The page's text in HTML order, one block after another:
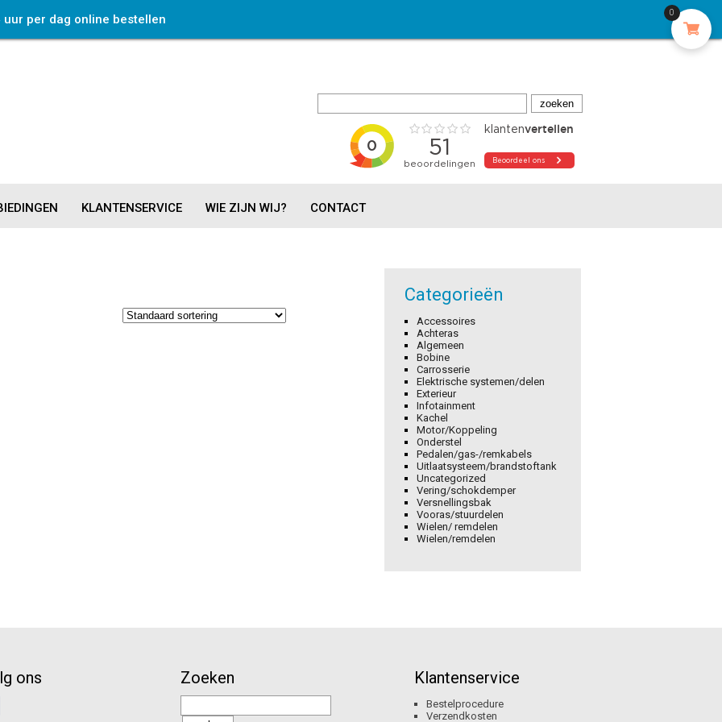
uur per dag online bestellen
KLANTENSERVICE WIE ZIJN WIJ? CONTACT
Categorieën
Accessoires
Achteras
Algemeen
Bobine
Carrosserie
Elektrische systemen/delen
Exterieur
Infotainment
Kachel
Motor/Koppeling
Onderstel
Pedalen/gas-/remkabels
Uitlaatsysteem/brandstoftank
Uncategorized
Vering/schokdemper
Versnellingsbak
Vooras/stuurdelen
Wielen/ remdelen
Wielen/remdelen
ons Zoeken Klantenservice
Bestelprocedure
Verzendkosten
0